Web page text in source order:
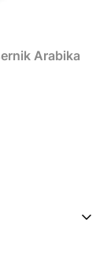
Arabika